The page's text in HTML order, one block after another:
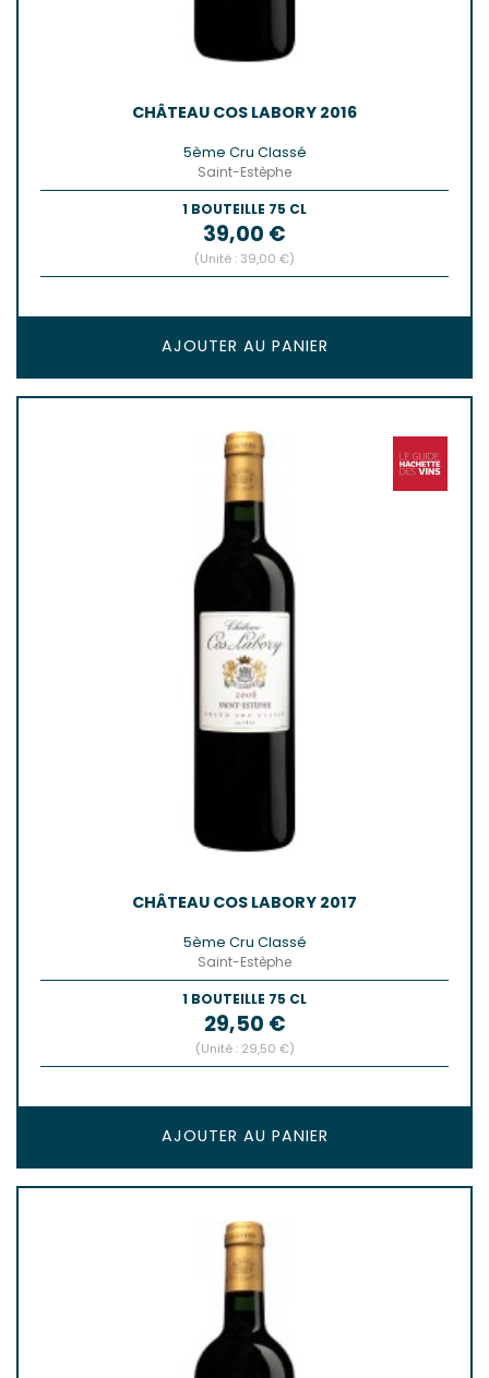
CHÂTEAU COS LABORY 2016
5ème Cru Classé
Saint-Estèphe
1 BOUTEILLE 75 CL
Prix
39,00 €
(Unité : 39,00 €)
AJOUTER AU PANIER
CHÂTEAU COS LABORY 2017
5ème Cru Classé
Saint-Estèphe
1 BOUTEILLE 75 CL
Prix
29,50 €
(Unité : 29,50 €)
AJOUTER AU PANIER